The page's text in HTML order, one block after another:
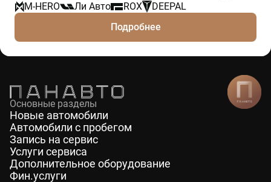
M-HERO
Ли Авто ROX
DEEPAL
Подробнее
Основные разделы
Новые автомобили
Автомобили с пробегом
Запись на сервис
Услуги сервиса
Дополнительное оборудование
Фин.услуги